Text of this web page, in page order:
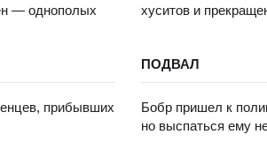
— однополых
прибывших
хуситов и
ПОДВАЛ
Бобр пришел к
но выспаться ему